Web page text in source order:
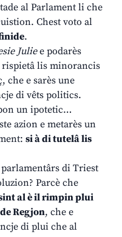
al Parlament li che
Chest voto al
.
Juliee podarès
rispietâ lis minorancis
che e sarès une
di vêts politics.
un ipotetic…
azion e metarès un
si à di tutelâ lis
di Triest
Parcè che
al è il rimpin plui
Regjon, che e
di plui che al